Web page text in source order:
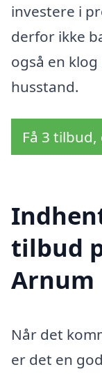
investere i
derfor ikke
også en
husstand.
Få 3
tilbud
Arnum
Når det
er det en